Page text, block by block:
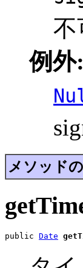
不
例外:
メソッド
public Date